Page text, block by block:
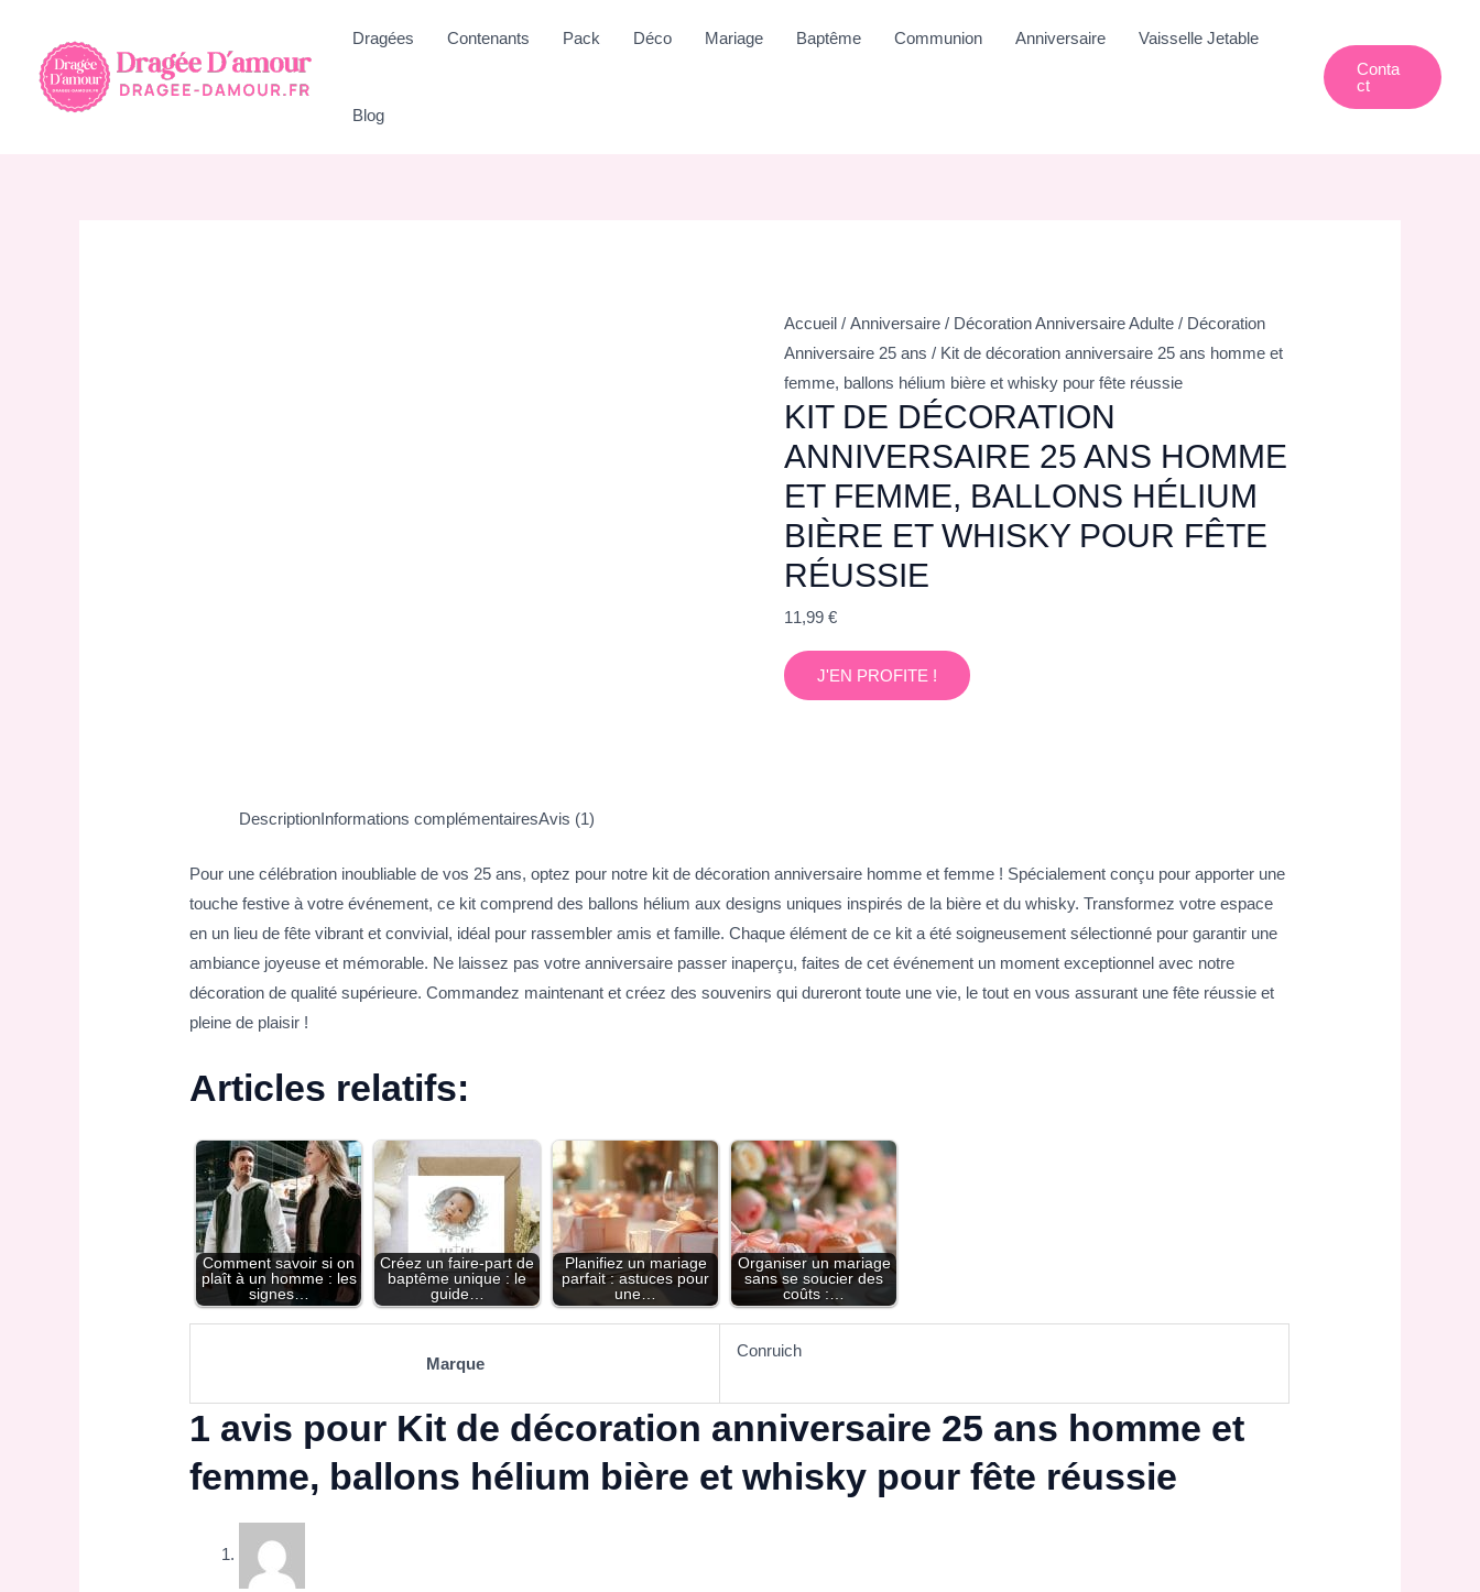
contenu
Dragées Contenants Pack Déco Mariage Baptême Communion Anniversaire Vaisselle Jetable
Blog
Conta
Ct
Accueil / Anniversaire / Décoration Anniversaire Adulte / Décoration
Anniversaire 25 ans / Kit de décoration anniversaire 25 ans homme et
femme, ballons hélium bière et whisky pour fête réussie
KIT DE DÉCORATION
ANNIVERSAIRE 25 ANS HOMME
ET FEMME, BALLONS HÉLIUM
BIÈRE ET WHISKY POUR FÊTE
RÉUSSIE
11,99 €
J'EN PROFITE !
DescriptionInformations complémentairesAvis (1)
Pour une célébration inoubliable de vos 25 ans, optez pour notre kit de décoration anniversaire homme et femme ! Spécialement conçu pour apporter une
touche festive à votre événement, ce kit comprend des ballons hélium aux designs uniques inspirés de la bière et du whisky. Transformez votre espace
en un lieu de fête vibrant et convivial, idéal pour rassembler amis et famille. Chaque élément de ce kit a été soigneusement sélectionné pour garantir une
ambiance joyeuse et mémorable. Ne laissez pas votre anniversaire passer inaperçu, faites de cet événement un moment exceptionnel avec notre
décoration de qualité supérieure. Commandez maintenant et créez des souvenirs qui dureront toute une vie, le tout en vous assurant une fête réussie et
pleine de plaisir !
Articles relatifs:
Comment savoir si on
plaît à un homme : les
signes…
Créez un faire-part de
baptême unique : le
guide…
Planifiez un mariage
parfait : astuces pour
une…
Organiser un mariage
sans se soucier des
coûts :…
Marque
Conruich
1 avis pour Kit de décoration anniversaire 25 ans homme et
femme, ballons hélium bière et whisky pour fête réussie